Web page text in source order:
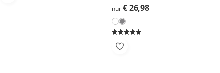
€ 26,98
nur€ 26,98